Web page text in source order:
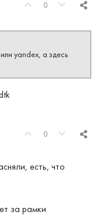
0
yandex, а здесь
0
есть, что
за рамки